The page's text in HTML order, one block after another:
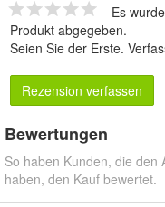
Es
Produkt abgegeben.
Seien Sie der Erste.
Rezension verfassen
Bewertungen
So haben Kunden, die den
haben, den Kauf bewertet.